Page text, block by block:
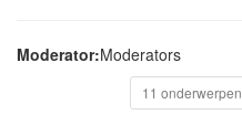
Moderator:Moderators
11 onderwerpen